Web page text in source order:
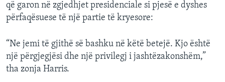
që garon në zgjedhjet presidenciale si pjesë e dyshes
përfaqësuese të një partie të kryesore:
“Ne jemi të gjithë së bashku në këtë betejë. Kjo është
një përgjegjësi dhe një privilegj i jashtëzakonshëm,”
tha zonja Harris.